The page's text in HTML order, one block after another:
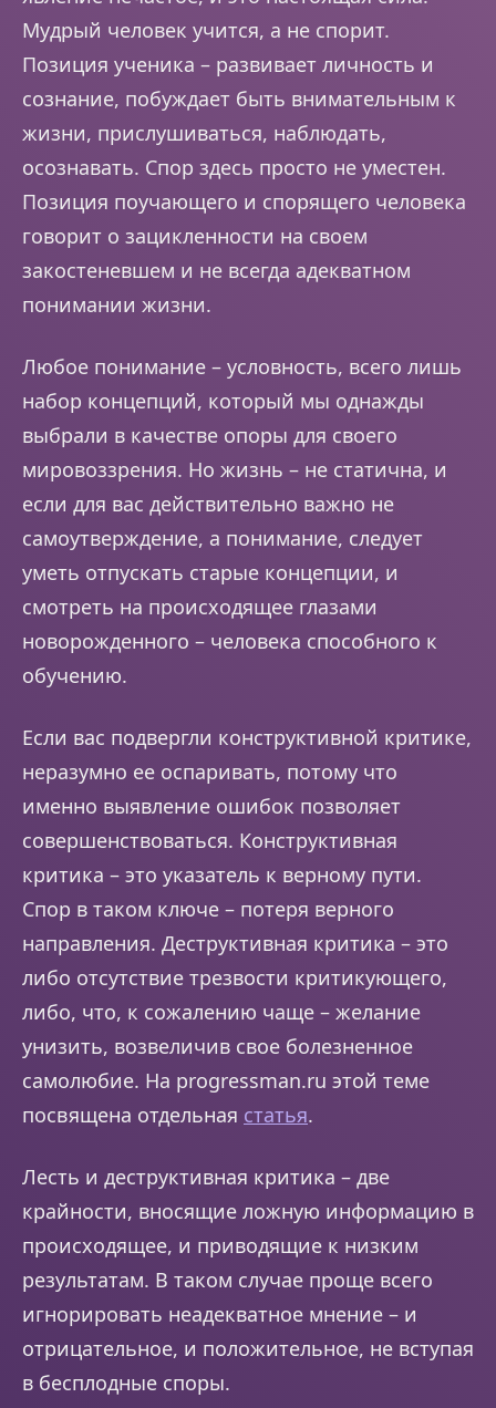
Мудрый человек учится, а не спорит.
Позиция ученика – развивает личность и
сознание, побуждает быть внимательным к
жизни, прислушиваться, наблюдать,
осознавать. Спор здесь просто не уместен.
Позиция поучающего и спорящего человека
говорит о зацикленности на своем
закостеневшем и не всегда адекватном
понимании жизни.
Любое понимание – условность, всего лишь
набор концепций, который мы однажды
выбрали в качестве опоры для своего
мировоззрения. Но жизнь – не статична, и
если для вас действительно важно не
самоутверждение, а понимание, следует
уметь отпускать старые концепции, и
смотреть на происходящее глазами
новорожденного – человека способного к
обучению.
Если вас подвергли конструктивной критике,
неразумно ее оспаривать, потому что
именно выявление ошибок позволяет
совершенствоваться. Конструктивная
критика – это указатель к верному пути.
Спор в таком ключе – потеря верного
направления. Деструктивная критика – это
либо отсутствие трезвости критикующего,
либо, что, к сожалению чаще – желание
унизить, возвеличив свое болезненное
самолюбие. На progressman.ru этой теме
посвящена отдельная статья.
Лесть и деструктивная критика – две
крайности, вносящие ложную информацию в
происходящее, и приводящие к низким
результатам. В таком случае проще всего
игнорировать неадекватное мнение – и
отрицательное, и положительное, не вступая
в бесплодные споры.